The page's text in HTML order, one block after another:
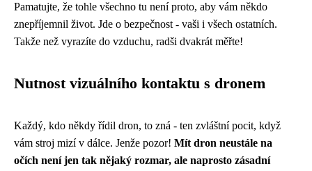
Pamatujte, že tohle všechno tu není proto, aby vám někdo
znepříjemnil život. Jde o bezpečnost - vaši i všech ostatních.
Takže než vyrazíte do vzduchu, radši dvakrát měřte!
Nutnost vizuálního kontaktu s dronem
Každý, kdo někdy řídil dron, to zná - ten zvláštní pocit, když
vám stroj mizí v dálce. Jenže pozor! Mít dron neustále na
očích není jen tak nějaký rozmar, ale naprosto zásadní